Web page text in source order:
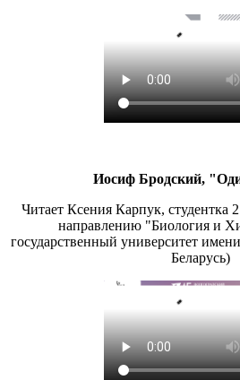
Иосиф Бродский,
Читает Ксения Карпук, студентка
направлению "Биология и
государственный университет
Беларусь)